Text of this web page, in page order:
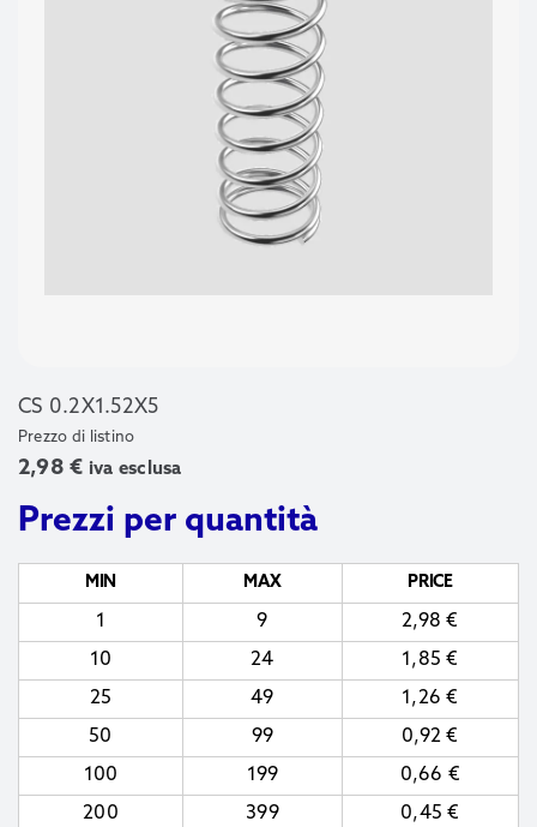
CS 0.2X1.52X5
Prezzo di listino
2,98€ iva esclusa
Prezzi per quantità
MIN MAX PRICE
1 9 2,98€
10
24 1,85€
25
49 1,26€
50
99 0,92€
100
199 0,66 €
200
399 0,45€